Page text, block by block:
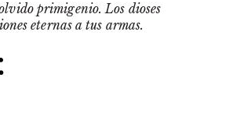
primigenio. Los dioses
eternas a tus armas.